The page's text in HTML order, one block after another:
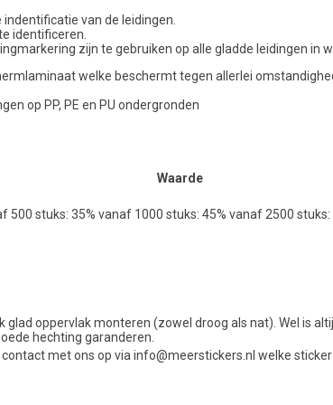
van de leidingen.
identificeren.
zijn te gebruiken op alle gladde leidingen in
welke beschermt tegen allerlei
op PP, PE en PU ondergronden
Waarde
stuks: 35% vanaf 1000 stuks: 45% vanaf 2500
oppervlak monteren (zowel droog als nat). Wel is
hechting garanderen.
met ons op via info@meerstickers.nl welke